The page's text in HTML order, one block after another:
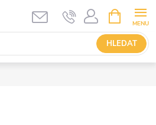
HLEDAT
NÁKUPNÍ
KOŠÍK